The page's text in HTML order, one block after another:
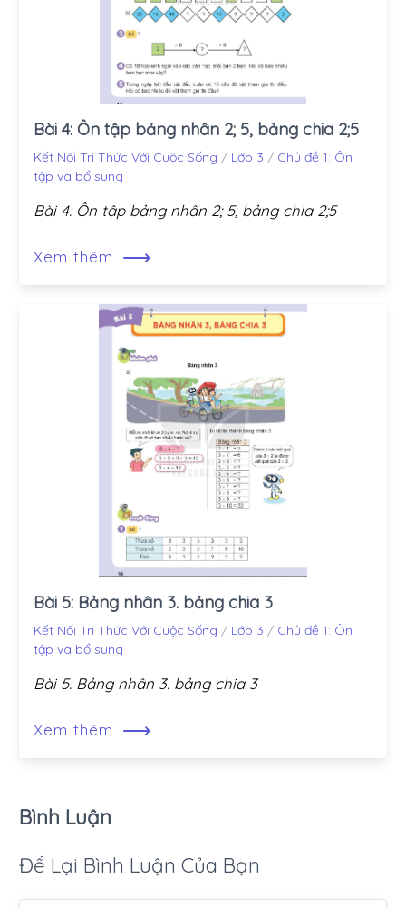
Bài 4: Ôn tập bảng nhân 2; 5, bảng chia 2;5
Kết Nối Tri Thức Với Cuộc Sống / Lớp 3 / Chủ đề 1: Ôn
tập và bổ sung
Bài 4: Ôn tập bảng nhân 2; 5, bảng chia 2;5
Xem thêm ⟶
Bài 5: Bảng nhân 3. bảng chia 3
Kết Nối Tri Thức Với Cuộc Sống / Lớp 3 / Chủ đề 1: Ôn
tập và bổ sung
Bài 5: Bảng nhân 3. bảng chia 3
Xem thêm ⟶
Bình Luận
Để Lại Bình Luận Của Bạn